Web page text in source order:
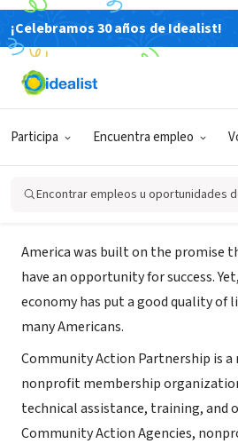
¡Celebramos 30 años de Idealist!
Participa Encuentra empleo
Encontrar empleos u oportunidades
ORGANIZACIÓN SIN FIN DE LUCRO
Community Action
Natl. Office
Washington, DC|
Acerca de
America was built on the promise
have an opportunity for success.
economy has put a good quality of
many Americans.
Community Action Partnership is a
nonprofit membership
technical assistance, training, and
Community Action Agencies,